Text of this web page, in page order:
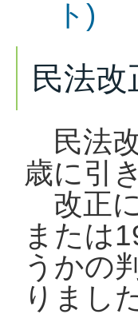
ト)
民法
民法
歳に引
改正
または
うかの
りまし